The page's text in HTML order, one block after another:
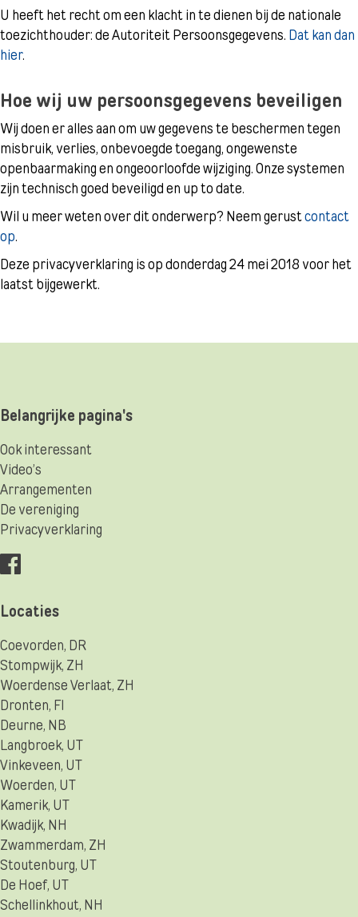
U heeft het recht om een klacht in te dienen bij de nationale
toezichthouder: de Autoriteit Persoonsgegevens. Dat kan dan
hier.
Hoe wij uw persoonsgegevens beveiligen
Wij doen er alles aan om uw gegevens te beschermen tegen
misbruik, verlies, onbevoegde toegang, ongewenste
openbaarmaking en ongeoorloofde wijziging. Onze systemen
zijn technisch goed beveiligd en up to date.
Wil u meer weten over dit onderwerp? Neem gerustcontact
op.
Deze privacyverklaring is op donderdag 24 mei 2018 voor het
laatst bijgewerkt.
Belangrijke pagina's
Ook interessant
Video’s
Arrangementen
De vereniging
Privacyverklaring
Locaties
Coevorden, DR
Stompwijk, ZH
Woerdense Verlaat, ZH
Dronten, Fl
Deurne, NB
Langbroek, UT
Vinkeveen, UT
Woerden, UT
Kamerik, UT
Kwadijk, NH
Zwammerdam, ZH
Stoutenburg, UT
De Hoef, UT
Schellinkhout, NH